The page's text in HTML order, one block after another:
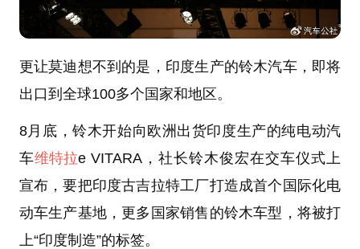
更让莫迪想不到的是，印度生产的铃木汽车，即将
出口到全球100多个国家和地区。
8月底，铃木开始向欧洲出货印度生产的纯电动汽
车维特拉e VITARA，社长铃木俊宏在交车仪式上
宣布，要把印度古吉拉特工厂打造成首个国际化电
动车生产基地，更多国家销售的铃木车型，将被打
上“印度制造”的标签。